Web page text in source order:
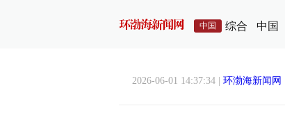
中国 综合 中国
2026-06-01 14:37:34 | 环渤海新闻网